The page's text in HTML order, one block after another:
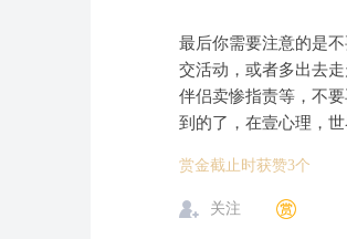
最后你需要注意的是
交活动，或者多出去
伴侣卖惨指责等，不
到的了，在壹心理，
赏金截止时获赞3个
关注